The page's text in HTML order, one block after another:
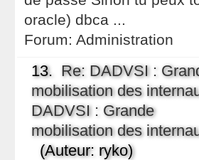
oracle) dbca ...
Forum: Administration
13. Re: DADVSI :
mobilisation des
DADVSI : Grande
mobilisation des
(Auteur: ryko)